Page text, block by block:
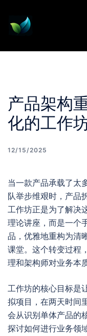
content
产品架构
化的工作
12/15/2025
当一款产品承载了太
队举步维艰时，产品
工作坊正是为了解决
理论讲座，而是一个
品，优雅地重构为清
课堂。这个转变过程
理和架构师对业务本
工作坊的核心目标是
拟项目，在两天时间
会从识别单体产品的
探讨如何进行业务领